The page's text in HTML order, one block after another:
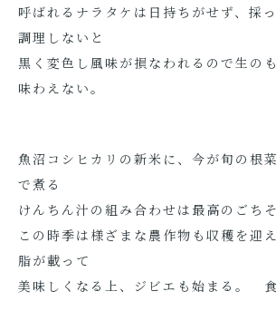
呼ばれるナラタケは日持ちがせず、採
調理しないと
黒く変色し風味が損なわれるので生の
味わえない。
魚沼コシヒカリの新米に、今が旬の根
で煮る
けんちん汁の組み合わせは最高のごちそ
この時季は様ざまな農作物も収穫を迎
脂が載って
美味しくなる上、ジビエも始まる。 食